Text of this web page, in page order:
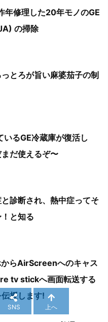
年修理した20年モノのGE
の掃除
とろが旨い麻婆茄子の制
るGE冷蔵庫が復活し
だ使えるぞ〜
診断され、熱中症ってそ
と知る
らAirScreenへのキャス
tv stickへ画面転送する
授します!
SNS 上へ